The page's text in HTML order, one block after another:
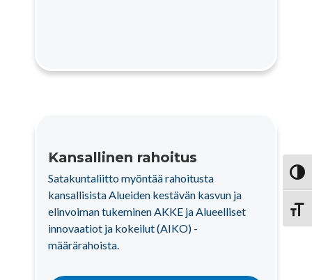
Kansallinen rahoitus
Satakuntaliitto myöntää rahoitusta
kansallisista Alueiden kestävän kasvun ja
elinvoiman tukeminen AKKE ja Alueelliset
innovaatiot ja kokeilut (AIKO) -
määrärahoista.